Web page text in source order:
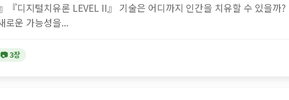
『디지털치유론 LEVEL II』 기술은 어디까지 인간을 치유할 수 있을
로운 가능성을...
📷 3장